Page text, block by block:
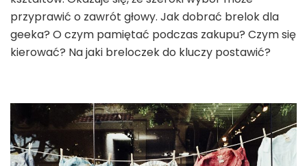
przyprawić o zawrót głowy. Jak dobrać brelok dla
geeka? O czym pamiętać podczas zakupu? Czym się
kierować? Na jaki breloczek do kluczy postawić?